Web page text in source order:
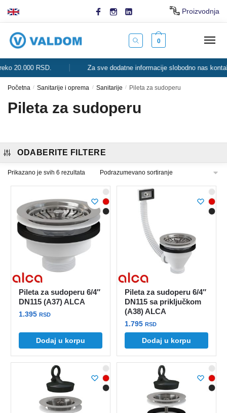
Proizvodnja
0
20.000 RSD. Za sve dodatne informacije slobodno nas
Početna / Sanitarije i oprema / Sanitarije / Pileta za sudoperu
Pileta za sudoperu
ODABERITE FILTERE
Prikazano je svih 6 rezultata
Pileta za sudoperu 6/4″
DN115 (A37) ALCA
1.395RSD
Dodaj u korpu
Pileta za sudoperu 6/4″
DN115 sa priključkom
(A38) ALCA
1.795RSD
Dodaj u korpu